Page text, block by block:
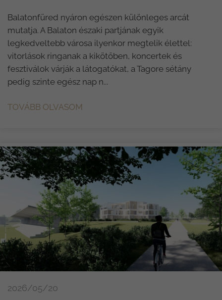
Balatonfüred nyáron egészen különleges arcát
mutatja. A Balaton északi partjának egyik
legkedveltebb városa ilyenkor megtelik élettel:
vitorlások ringanak a kikötőben, koncertek és
fesztiválok várják a látogatókat, a Tagore sétány
pedig szinte egész nap n...
TOVÁBB OLVASOM
2026/05/20